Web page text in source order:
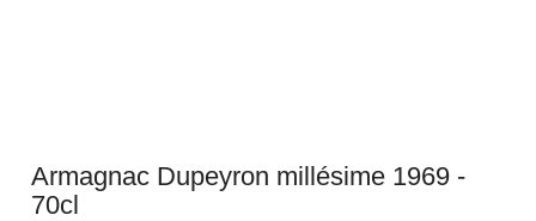
Armagnac Dupeyron millésime 1969 -
70cl